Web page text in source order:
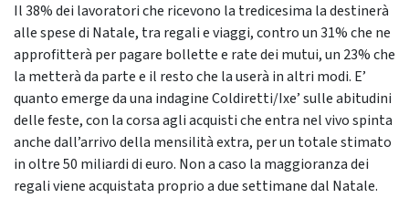
Il 38% dei lavoratori che ricevono la tredicesima la destinerà
alle spese di Natale, tra regali e viaggi, contro un 31% che ne
approfitterà per pagare bollette e rate dei mutui, un 23% che
la metterà da parte e il resto che la userà in altri modi. E’
quanto emerge da una indagine Coldiretti/Ixe’ sulle abitudini
delle feste, con la corsa agli acquisti che entra nel vivo spinta
anche dall’arrivo della mensilità extra, per un totale stimato
in oltre 50 miliardi di euro. Non a caso la maggioranza dei
regali viene acquistata proprio a due settimane dal Natale.